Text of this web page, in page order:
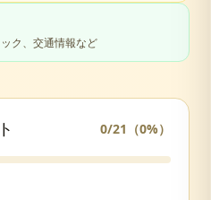
ク、交通情報など
0/21 （0%）